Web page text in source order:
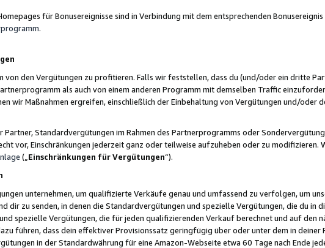
für Bonusereignisse sind in Verbindung mit dem entsprechenden
.
den Vergütungen zu profitieren. Falls wir feststellen, dass du (und/oder ein dritte
als auch von einem anderen Programm mit demselben Traffic
wir Maßnahmen ergreifen, einschließlich der Einbehaltung von Vergütungen und/oder
Standardvergütungen im Rahmen des Partnerprogramms oder
vor, Einschränkungen jederzeit ganz oder teilweise aufzuheben oder zu modifizieren.
(„ Einschränkungen für Vergütungen“).
unternehmen, um qualifizierte Verkäufe genau und umfassend zu verfolgen, um
dir zu senden, in denen die Standardvergütungen und spezielle Vergütungen, die du in
spezielle Vergütungen, die für jeden qualifizierenden Verkauf berechnet und auf den
führen, dass dein effektiver Provisionssatz geringfügig über oder unter dem in
in der Standardwährung für eine Amazon-Webseite etwa 60 Tage nach Ende